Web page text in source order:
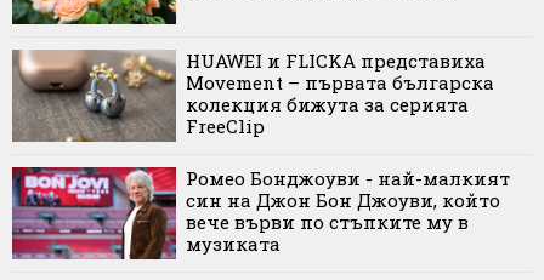
HUAWEI и FLICKA представиха
Movement – първата българска
колекция бижута за серията
FreeClip
Ромео Бонджоуви - най-малкият
син на Джон Бон Джоуви, който
вече върви по стъпките му в
музиката